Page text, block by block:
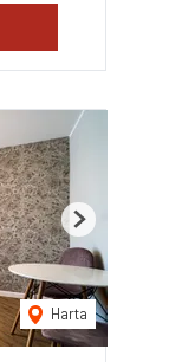
Harta
Next